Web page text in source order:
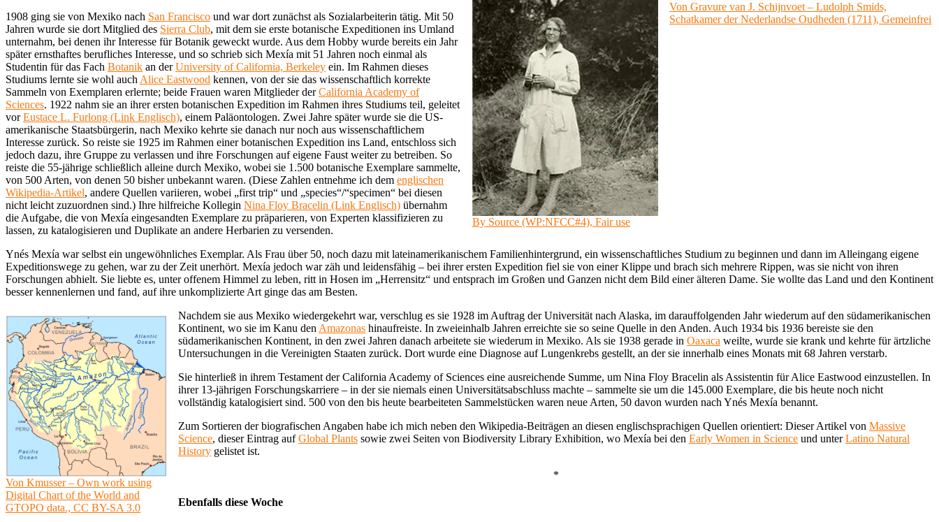
Von Gravure van J. Schijnvoet – Ludolph Smids,
Schatkamer der Nederlandse Oudheden (1711), Gemeinfrei
By Source (WP:NFCC#4), Fair use
1908 ging sie von Mexiko nach San Francisco und war dort zunächst als Sozialarbeiterin tätig. Mit 50
Jahren wurde sie dort Mitglied des Sierra Club, mit dem sie erste botanische Expeditionen ins Umland
unternahm, bei denen ihr Interesse für Botanik geweckt wurde. Aus dem Hobby wurde bereits ein Jahr
später ernsthaftes berufliches Interesse, und so schrieb sich Mexía mit 51 Jahren noch einmal als
Studentin für das Fach Botanik an derUniversity of California, Berkeley ein. Im Rahmen dieses
Studiums lernte sie wohl auch Alice Eastwood kennen, von der sie das wissenschaftlich korrekte
Sammeln von Exemplaren erlernte; beide Frauen waren Mitglieder derCalifornia Academy of
Sciences. 1922 nahm sie an ihrer ersten botanischen Expedition im Rahmen ihres Studiums teil, geleitet
vorEustace L. Furlong (Link Englisch), einem Paläontologen. Zwei Jahre später wurde sie die US-
amerikanische Staatsbürgerin, nach Mexiko kehrte sie danach nur noch aus wissenschaftlichem
Interesse zurück. So reiste sie 1925 im Rahmen einer botanischen Expedition ins Land, entschloss sich
jedoch dazu, ihre Gruppe zu verlassen und ihre Forschungen auf eigene Faust weiter zu betreiben. So
reiste die 55-jährige schließlich alleine durch Mexiko, wobei sie 1.500 botanische Exemplare sammelte,
von 500 Arten, von denen 50 bisher unbekannt waren. (Diese Zahlen entnehme ich dem englischen
Wikipedia-Artikel, andere Quellen variieren, wobei „first trip“ und „species“/“specimen“ bei diesen
nicht leicht zuzuordnen sind.) Ihre hilfreiche Kollegin Nina Floy Bracelin (Link Englisch) übernahm
die Aufgabe, die von Mexía eingesandten Exemplare zu präparieren, von Experten klassifizieren zu
lassen, zu katalogisieren und Duplikate an andere Herbarien zu versenden.
Ynés Mexía war selbst ein ungewöhnliches Exemplar. Als Frau über 50, noch dazu mit lateinamerikanischem Familienhintergrund, ein wissenschaftliches Studium zu beginnen und dann im Alleingang eigene
Expeditionswege zu gehen, war zu der Zeit unerhört. Mexía jedoch war zäh und leidensfähig – bei ihrer ersten Expedition fiel sie von einer Klippe und brach sich mehrere Rippen, was sie nicht von ihren
Forschungen abhielt. Sie liebte es, unter offenem Himmel zu leben, ritt in Hosen im „Herrensitz“ und entsprach im Großen und Ganzen nicht dem Bild einer älteren Dame. Sie wollte das Land und den Kontinent
besser kennenlernen und fand, auf ihre unkomplizierte Art ginge das am Besten.
Von Kmusser – Own work using
Digital Chart of the World and
GTOPO data., CC BY-SA 3.0
Nachdem sie aus Mexiko wiedergekehrt war, verschlug es sie 1928 im Auftrag der Universität nach Alaska, im darauffolgenden Jahr wiederum auf den südamerikanischen
Kontinent, wo sie im Kanu den Amazonas hinaufreiste. In zweieinhalb Jahren erreichte sie so seine Quelle in den Anden. Auch 1934 bis 1936 bereiste sie den
südamerikanischen Kontinent, in den zwei Jahren danach arbeitete sie wiederum in Mexiko. Als sie 1938 gerade in Oaxaca weilte, wurde sie krank und kehrte für ärtzliche
Untersuchungen in die Vereinigten Staaten zurück. Dort wurde eine Diagnose auf Lungenkrebs gestellt, an der sie innerhalb eines Monats mit 68 Jahren verstarb.
Sie hinterließ in ihrem Testament der California Academy of Sciences eine ausreichende Summe, um Nina Floy Bracelin als Assistentin für Alice Eastwood einzustellen. In
ihrer 13-jährigen Forschungskarriere – in der sie niemals einen Universitätsabschluss machte – sammelte sie um die 145.000 Exemplare, die bis heute noch nicht
vollständig katalogisiert sind. 500 von den bis heute bearbeiteten Sammelstücken waren neue Arten, 50 davon wurden nach Ynés Mexía benannt.
Zum Sortieren der biografischen Angaben habe ich mich neben den Wikipedia-Beiträgen an diesen englischsprachigen Quellen orientiert: Dieser Artikel von Massive
Science, dieser Eintrag aufGlobal Plants sowie zwei Seiten von Biodiversity Library Exhibition, wo Mexía bei den Early Women in Science und unterLatino Natural
History gelistet ist.
*
Ebenfalls diese Woche